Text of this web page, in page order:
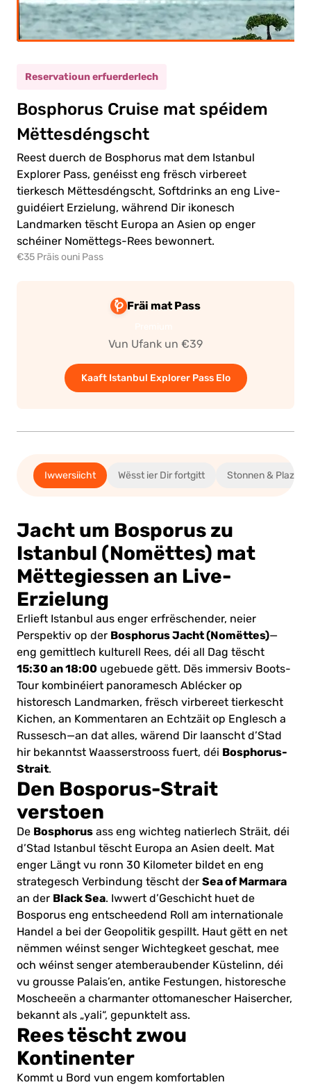
Reservatioun erfuerderlech
Bosphorus Cruise mat spéidem
Mëttesdéngscht
Reest duerch de Bosphorus mat dem Istanbul
Explorer Pass, genéisst eng frësch virbereet
tierkesch Mëttesdéngscht, Softdrinks an eng Live-
guidéiert Erzielung, während Dir ikonesch
Landmarken tëscht Europa an Asien op enger
schéiner Nomëttegs-Rees bewonnert.
€35 Präis ouni Pass
Fräi mat Pass
Vun Ufank un €39
Kaaft Istanbul Explorer Pass Elo
Iwwersiicht Wësst ier Dir fortgitt Stonnen & Plaz
Jacht um Bosporus zu
Istanbul (Nomëttes) mat
Mëttegiessen an Live-
Erzielung
Erlieft Istanbul aus enger erfrëschender, neier
Perspektiv op der Bosphorus Jacht (Nomëttes)—
eng gemittlech kulturell Rees, déi all Dag tëscht
15:30 an 18:00 ugebuede gëtt. Dës immersiv Boots-
Tour kombinéiert panoramesch Ablécker op
historesch Landmarken, frësch virbereet tierkescht
Kichen, an Kommentaren an Echtzäit op Englesch a
Russesch—an dat alles, wärend Dir laanscht d’Stad
hir bekanntst Waasserstrooss fuert, déi Bosphorus-
Strait.
Den Bosporus-Strait
verstoen
De Bosphorus ass eng wichteg natierlech Sträit, déi
d’Stad Istanbul tëscht Europa an Asien deelt. Mat
enger Längt vu ronn 30 Kilometer bildet en eng
strategesch Verbindung tëscht der Sea of Marmara
an der Black Sea. Iwwert d’Geschicht huet de
Bosporus eng entscheedend Roll am internationale
Handel a bei der Geopolitik gespillt. Haut gëtt en net
nëmmen wéinst senger Wichtegkeet geschat, mee
och wéinst senger atemberaubender Küstelinn, déi
vu grousse Palais’en, antike Festungen, historesche
Moscheeën a charmanter ottomanescher Haisercher,
bekannt als „yali“, gepunktelt ass.
Rees tëscht zwou
Kontinenter
Kommt u Bord vun engem komfortablen
(5-11)
0.00€